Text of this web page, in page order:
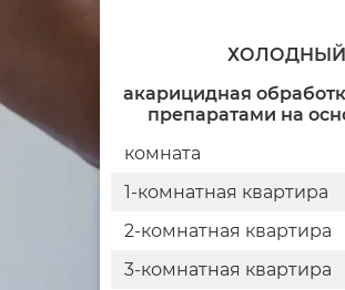
ХОЛОДНЫЙ
акарицидная
препаратами на
комната
1-комнатная квартира
2-комнатная квартира
3-комнатная квартира